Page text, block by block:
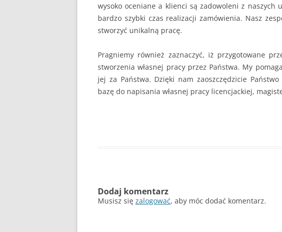
wysoko oceniane a klienci są zadowoleni z naszych
bardzo szybki czas realizacji zamówienia. Nasz
stworzyć unikalną pracę.
Pragniemy również zaznaczyć, iż przygotowane
stworzenia własnej pracy przez Państwa. My
jej za Państwa. Dzięki nam zaoszczędzicie
bazę do napisania własnej pracy licencjackiej,
Dodaj komentarz
Musisz się zalogować, aby móc dodać komentarz.